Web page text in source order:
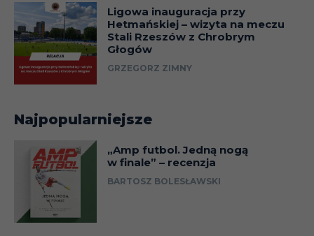
Ligowa inauguracja przy
Hetmańskiej – wizyta na meczu
Stali Rzeszów z Chrobrym
Głogów
GRZEGORZ ZIMNY
Najpopularniejsze
„Amp futbol. Jedną nogą
w finale” – recenzja
BARTOSZ BOLESŁAWSKI